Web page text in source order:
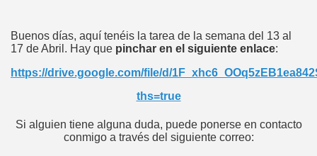
Buenos días, aquí tenéis la tarea de la semana del 13 al
17 de Abril. Hay que pinchar en el siguiente enlace:
https://drive.google.com/file/d/
ths=true
Si alguien tiene alguna duda, puede ponerse en contacto
conmigo a través del siguiente correo: